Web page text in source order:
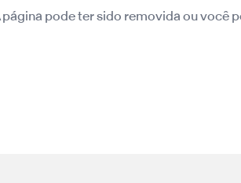
página pode ter sido removida ou você